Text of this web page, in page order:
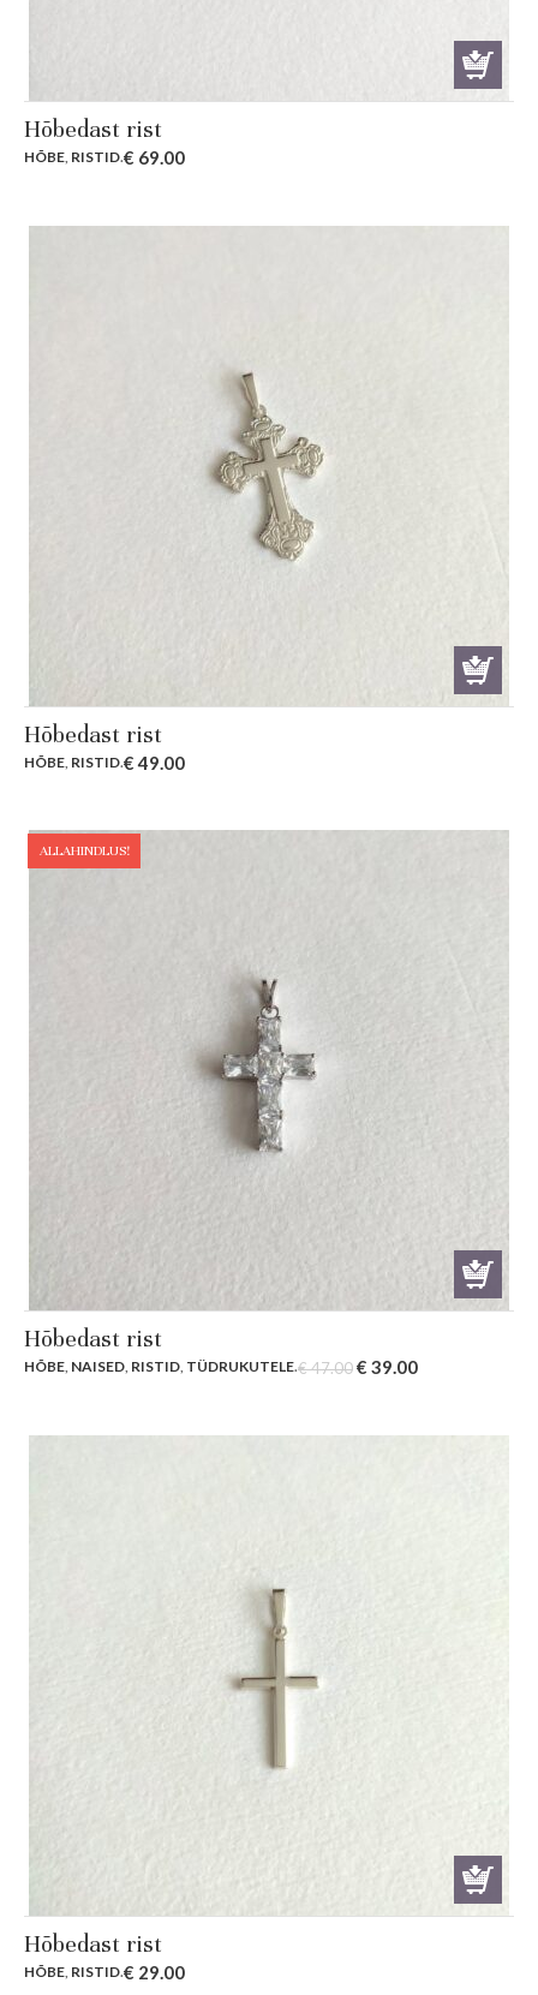
Hõbedast rist
HÕBE, RISTID.€ 69.00
Hõbedast rist
HÕBE RISTID.€49.00
ALLAHINDLUS!
Hõbedast rist
HÕBE NAISED RISTID TÜDRUKUTELE.€47.00Original
€ 39.00Current
Hõbedast rist
HÕBE, RISTID.€ 29.00